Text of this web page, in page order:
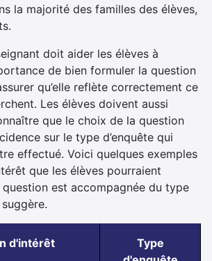
la majorité des familles des élèves,
doit aider les élèves à
de bien formuler la question
qu’elle reflète correctement ce
Les élèves doivent aussi
que le choix de la question
sur le type d’enquête qui
effectué. Voici quelques exemples
que les élèves pourraient
est accompagnée du type
suggère.
d'intérêt
Type